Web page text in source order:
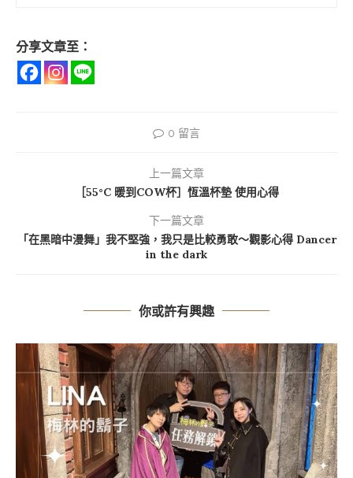
分享文章至：
0 留言
上一篇文章
［55°C 暖到COW杯］恆溫杯墊 使用心得
下一篇文章
「在黑暗中漫舞」我不堅強，我只是比較勇敢～觀影心得 Dancer
in the dark
你或許有興趣